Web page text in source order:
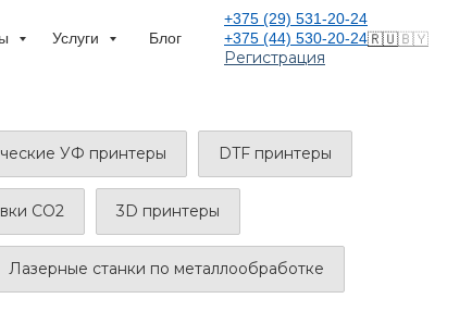
Услуги Блог
+375 (29) 531-20-24
+375 (44) 530-20-24
Регистрация
🇷🇺🇧🇾
УФ принтеры DTF принтеры
CO2 3D принтеры
Лазерные станки по металлообработке